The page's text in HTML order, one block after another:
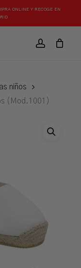
ONLINE Y RECOGE EN
account
Cart
niños
(Mod.1001)